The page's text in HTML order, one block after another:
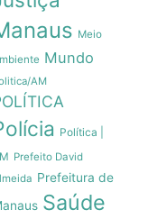
Meio
Mundo
AM
Política |
Prefeito David
Prefeitura de
Saúde